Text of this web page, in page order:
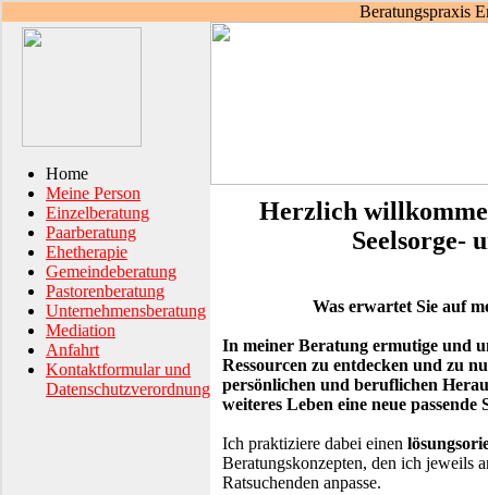
Beratungspraxis
Home
Meine Person
Einzelberatung
Paarberatung
Ehetherapie
Gemeindeberatung
Pastorenberatung
Unternehmensberatung
Mediation
Anfahrt
Kontaktformular und
Datenschutzverordnung
Herzlich
Seelsorge-
Was erwartet Sie auf
In meiner Beratung ermutige und
Ressourcen zu entdecken und zu
persönlichen und beruflichen
weiteres Leben eine neue passende
Ich praktiziere dabei einen
Beratungskonzepten, den ich jeweils
Ratsuchenden anpasse.